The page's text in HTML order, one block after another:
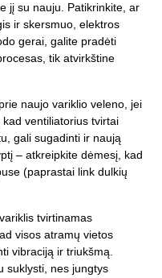
jį su nauju. Patikrinkite, ar
ir skersmuo, elektros
gerai, galite pradėti
tik atvirkštine
naujo variklio veleno, jei
ventiliatorius tvirtai
gali sugadinti ir naują
– atkreipkite dėmesį, kad
(paprastai link dulkių
tvirtinamas
visos atramų vietos
vibraciją ir triukšmą.
suklysti, nes jungtys